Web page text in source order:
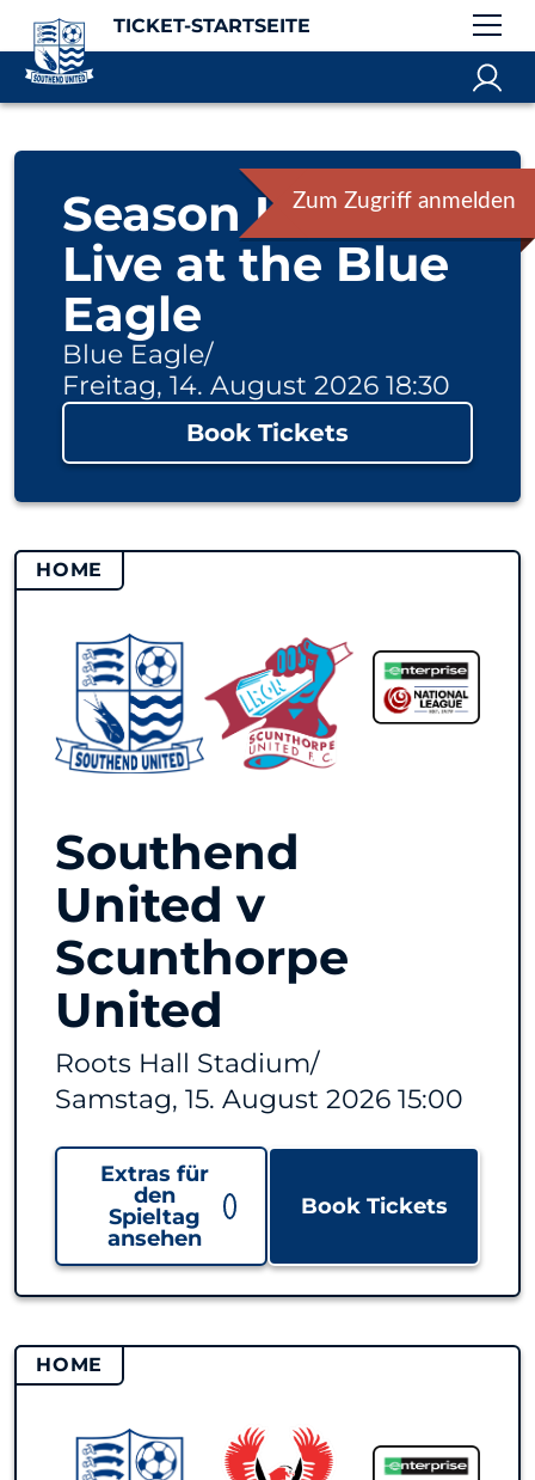
TICKET-STARTSEITE
Zum Zugriff anmelden
Season Launch!
Live at the Blue
Eagle
Blue Eagle/
Freitag, 14. August 2026 18:30
Book Tickets
HOME
Southend
United v
Scunthorpe
United
Roots Hall Stadium/
Samstag, 15. August 2026 15:00
Extras für
den
Spieltag
ansehen
Book Tickets
HOME